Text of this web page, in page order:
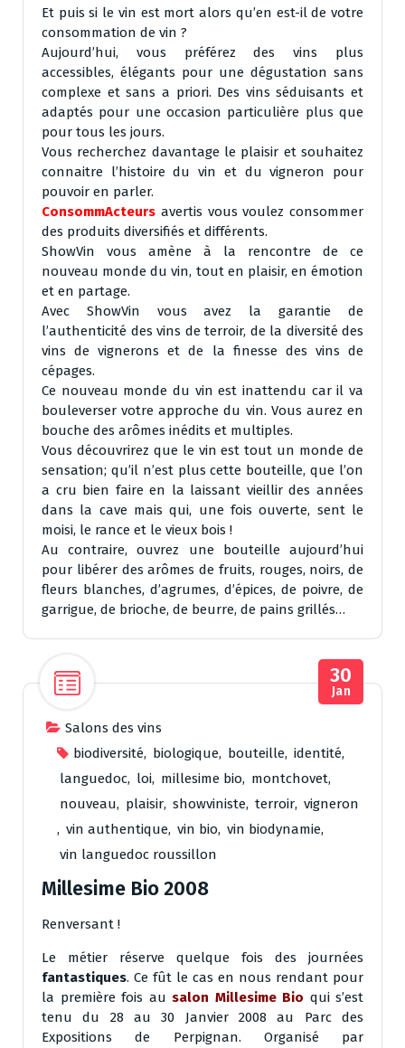
Et puis si le vin est mort alors qu’en est-il de votre
consommation de vin ?
Aujourd’hui, vous préférez des vins plus
accessibles, élégants pour une dégustation sans
complexe et sans a priori. Des vins séduisants et
adaptés pour une occasion particulière plus que
pour tous les jours.
Vous recherchez davantage le plaisir et souhaitez
connaitre l’histoire du vin et du vigneron pour
pouvoir en parler.
ConsommActeurs avertis vous voulez consommer
des produits diversifiés et différents.
ShowVin vous amène à la rencontre de ce
nouveau monde du vin, tout en plaisir, en émotion
et en partage.
Avec ShowVin vous avez la garantie de
l’authenticité des vins de terroir, de la diversité des
vins de vignerons et de la finesse des vins de
cépages.
Ce nouveau monde du vin est inattendu car il va
bouleverser votre approche du vin. Vous aurez en
bouche des arômes inédits et multiples.
Vous découvrirez que le vin est tout un monde de
sensation; qu’il n’est plus cette bouteille, que l’on
a cru bien faire en la laissant vieillir des années
dans la cave mais qui, une fois ouverte, sent le
moisi, le rance et le vieux bois !
Au contraire, ouvrez une bouteille aujourd’hui
pour libérer des arômes de fruits, rouges, noirs, de
fleurs blanches, d’agrumes, d’épices, de poivre, de
garrigue, de brioche, de beurre, de pains grillés…
Salons des vins
biodiversité, biologique, bouteille, identité,
languedoc, loi, millesime bio, montchovet,
nouveau, plaisir, showviniste, terroir, vigneron
, vin authentique, vin bio, vin biodynamie,
vin languedoc roussillon
30
Jan
Millesime Bio 2008
Renversant !
Le métier réserve quelque fois des journées
fantastiques. Ce fût le cas en nous rendant pour
la première fois au salon Millesime Bio qui s’est
tenu du 28 au 30 Janvier 2008 au Parc des
Expositions de Perpignan. Organisé par